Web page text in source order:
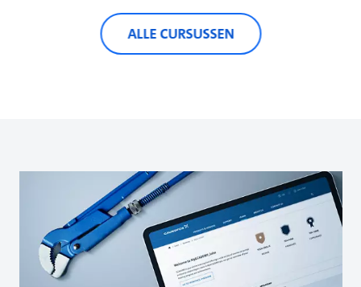
ALLE CURSUSSEN